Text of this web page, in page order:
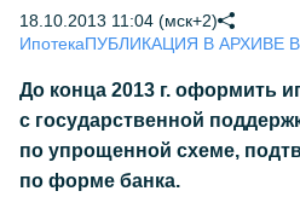
18.10.2013 11:04 (мск+2)
ИпотекаПУБЛИКАЦИЯ В АРХИВЕ
До конца 2013 г. оформить
с государственной
по упрощенной схеме,
по форме банка.